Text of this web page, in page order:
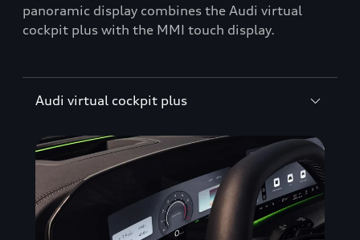
panoramic display combines the Audi virtual
cockpit plus with the MMI touch display.
Audi virtual cockpit plus